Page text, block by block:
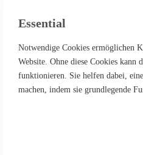
Icy Dock ICY
Essential
Notwendige Cookies ermöglichen
Website. Ohne diese Cookies kann
funktionieren. Sie helfen dabei,
machen, indem sie grundlegende